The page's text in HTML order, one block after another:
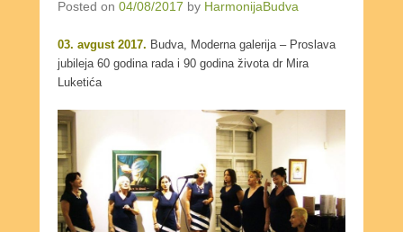
Posted on 04/08/2017 by HarmonijaBudva
03. avgust 2017. Budva, Moderna galerija – Proslava
jubileja 60 godina rada i 90 godina života dr Mira
Luketića